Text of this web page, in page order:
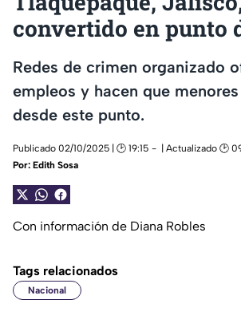
convertido en punto
Redes de crimen organizado
empleos y hacen que
desde este punto.
Publicado 02/10/2025 | 🕑 19:15
| Actualizado 🕑
Por: Edith Sosa
Con información de Diana Robles
Tags relacionados
Nacional